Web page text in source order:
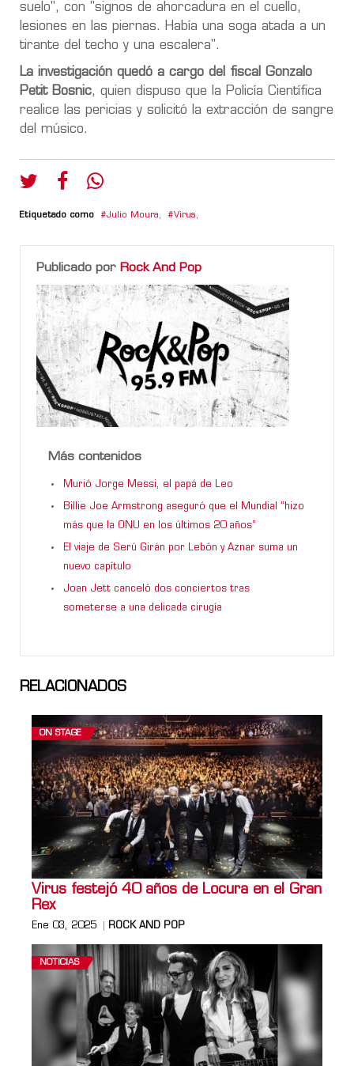
suelo", con "signos de ahorcadura en el cuello,
lesiones en las piernas. Había una soga atada a un
tirante del techo y una escalera".
La investigación quedó a cargo del fiscal Gonzalo
Petit Bosnic, quien dispuso que la Policía Científica
realice las pericias y solicitó la extracción de sangre
del músico.
Etiquetado como Julio Moura, Virus,
Publicado por Rock And Pop
Más contenidos
Murió Jorge Messi, el papá de Leo
Billie Joe Armstrong aseguró que el Mundial “hizo
más que la ONU en los últimos 20 años”
El viaje de Serú Girán por Lebón y Aznar suma un
nuevo capítulo
Joan Jett canceló dos conciertos tras
someterse a una delicada cirugía
RELACIONADOS
ON STAGE
Virus festejó 40 años de Locura en el Gran
Rex
Ene 03, 2025 ROCK AND POP
NOTICIAS